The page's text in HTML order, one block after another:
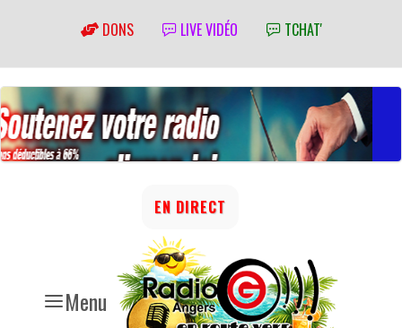
DONS LIVE VIDÉO TCHAT'
Menu
EN DIRECT